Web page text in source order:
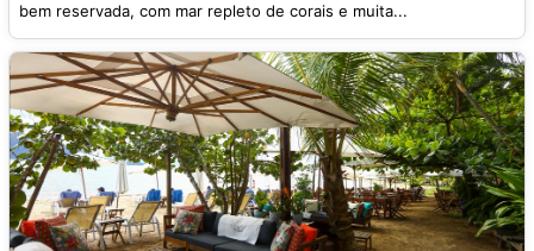
bem reservada, com mar repleto de corais e muita...